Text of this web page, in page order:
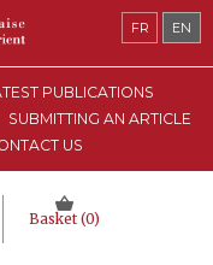
PUBLICATIONS
SUBMITTING AN ARTICLE
US
Basket (0)
FR EN